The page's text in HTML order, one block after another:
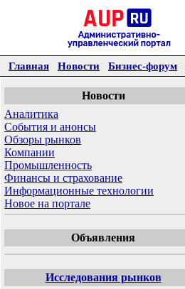
Главная Новости Бизнес-форум
Новости
Аналитика
События и анонсы
Обзоры рынков
Компании
Промышленность
Финансы и страхование
Информационные технологии
Новое на портале
Объявления
Исследования рынков